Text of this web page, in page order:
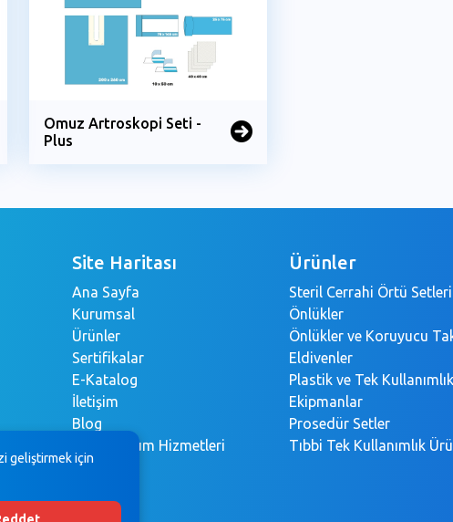
Omuz Artroskopi Seti -
Plus
Site Haritası
Ana Sayfa
Kurumsal
Ürünler
Sertifikalar
E-Katalog
İletişim
Blog
Bilgi Toplum Hizmetleri
KVKK
Ürünler
Steril Cerrahi Örtü
Önlükler
Önlükler ve Koruyucu
Eldivenler
Plastik ve Tek
Ekipmanlar
Prosedür Setler
Tıbbi Tek Kullanımlık
geliştirmek için